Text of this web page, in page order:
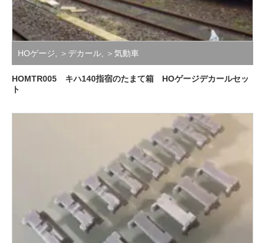
HOゲージ ＞デカール ＞気動車
HOMTR005 キハ140指宿のたまて箱 HOゲージデカールセッ
ト